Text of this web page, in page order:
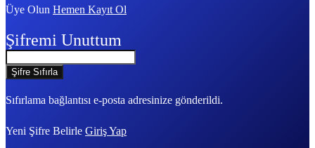
Üye Olun Hemen Kayıt Ol
Şifremi Unuttum
Sıfırlama bağlantısı e-posta adresinize gönderildi.
Yeni Şifre Belirle Giriş Yap